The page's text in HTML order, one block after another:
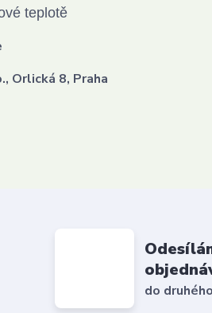
teplotě
Orlická 8, Praha
do